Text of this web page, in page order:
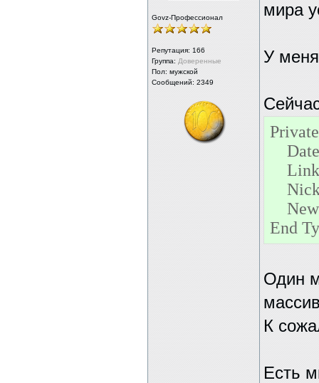
Govz-Профессионал
Репутация: 166
Группа: Доверенные
Пол: мужской
Сообщений: 2349
мира
У
Date
Link
Nick
End
Один
К
Есть